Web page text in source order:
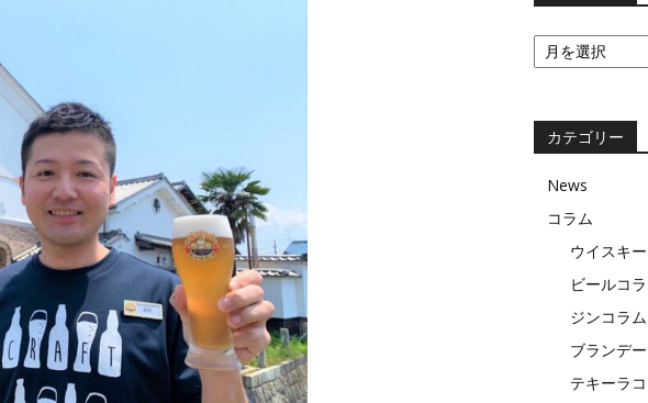
過
去
事
カテゴリー
News
コラム
ウイスキ
ビールコ
ジンコラム
ブランデ
テキーラ